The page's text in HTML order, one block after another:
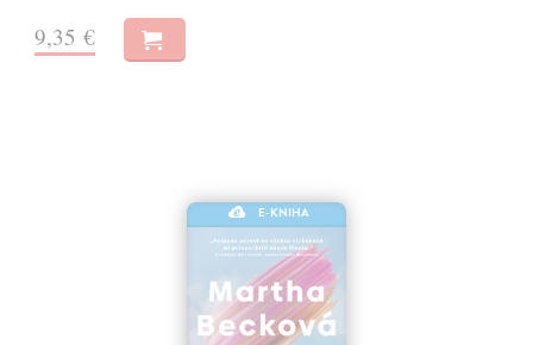
9,35 €
E-KNIHA